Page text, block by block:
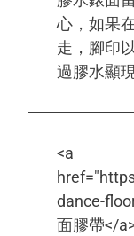
心，如果
走，腳印
過膠水顯
<a
dance-
面膠帶</